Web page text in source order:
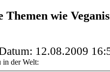
Themen wie
12.08.2009
in der Welt: